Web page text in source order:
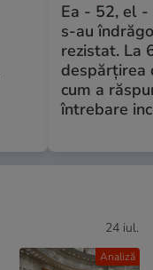
Ea - 52, el -
s-au
rezistat. La
despărțirea
cum a
întrebare
Analiză
24 iul.